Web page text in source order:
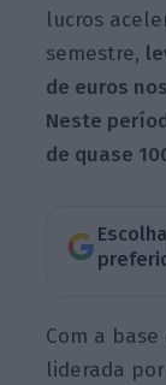
lucros
semestre,
de euros
Neste
de quase
Com a
liderada